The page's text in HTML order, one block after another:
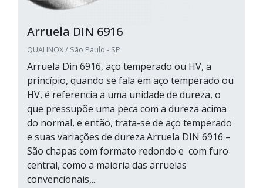
Arruela DIN 6916
QUALINOX / São Paulo - SP
Arruela Din 6916, aço temperado ou HV, a
princípio, quando se fala em aço temperado ou
HV, é referencia a uma unidade de dureza, o
que pressupõe uma peca com a dureza acima
do normal, e então, trata-se de aço temperado
e suas variações de dureza.Arruela DIN 6916 –
São chapas com formato redondo e com furo
central, como a maioria das arruelas
convencionais,...